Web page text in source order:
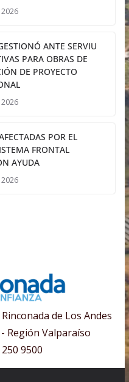
ANTE SERVIU
PARA OBRAS DE
DE PROYECTO
POR EL
FRONTAL
AYUDA
de Los Andes
Región Valparaíso
9500